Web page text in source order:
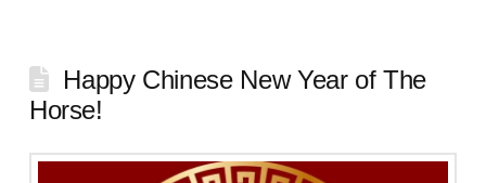
Happy Chinese New Year of The
Horse!